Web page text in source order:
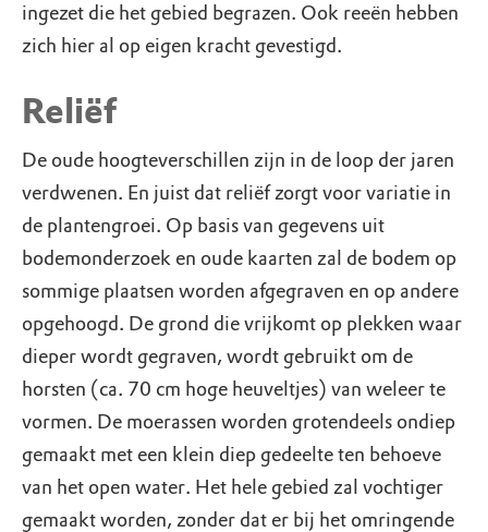
ingezet die het gebied begrazen. Ook reeën hebben
zich hier al op eigen kracht gevestigd.
Reliëf
De oude hoogteverschillen zijn in de loop der jaren
verdwenen. En juist dat reliëf zorgt voor variatie in
de plantengroei. Op basis van gegevens uit
bodemonderzoek en oude kaarten zal de bodem op
sommige plaatsen worden afgegraven en op andere
opgehoogd. De grond die vrijkomt op plekken waar
dieper wordt gegraven, wordt gebruikt om de
horsten (ca. 70 cm hoge heuveltjes) van weleer te
vormen. De moerassen worden grotendeels ondiep
gemaakt met een klein diep gedeelte ten behoeve
van het open water. Het hele gebied zal vochtiger
gemaakt worden, zonder dat er bij het omringende